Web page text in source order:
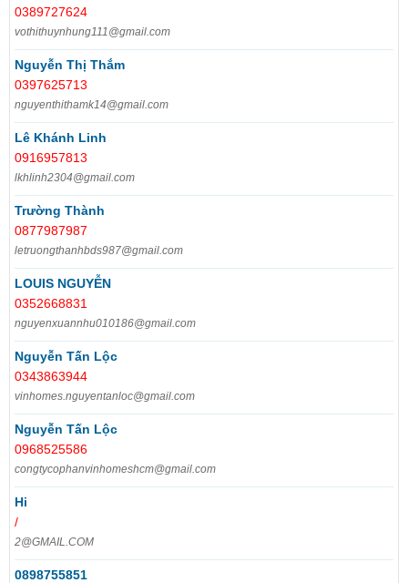
0389727624
vothithuynhung111@gmail.com
Nguyễn Thị Thắm
0397625713
nguyenthithamk14@gmail.com
Lê Khánh Linh
0916957813
lkhlinh2304@gmail.com
Trường Thành
0877987987
letruongthanhbds987@gmail.com
LOUIS NGUYỄN
0352668831
nguyenxuannhu010186@gmail.com
Nguyễn Tấn Lộc
0343863944
vinhomes.nguyentanloc@gmail.com
Nguyễn Tấn Lộc
0968525586
congtycophanvinhomeshcm@gmail.com
Hi
/
2@GMAIL.COM
0898755851